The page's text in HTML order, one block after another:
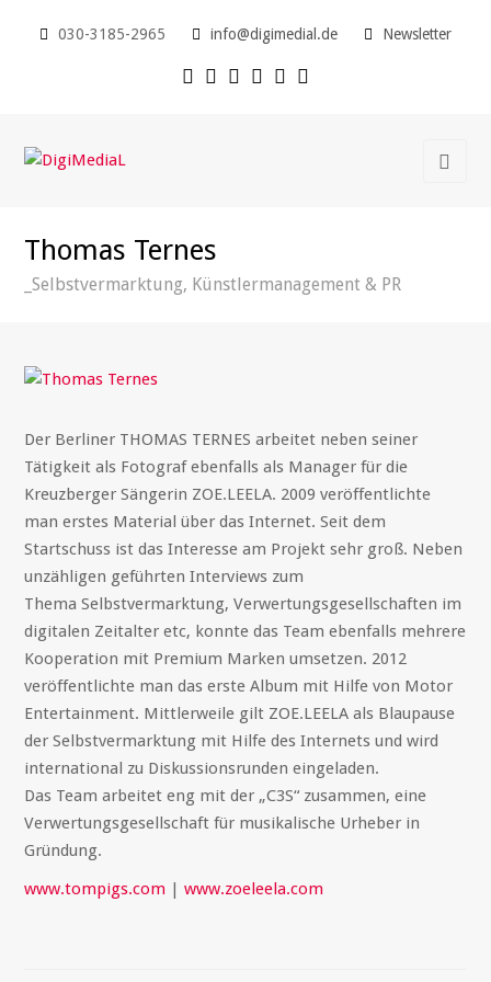
030-3185-2965 info@digimedial.de Newsletter
Thomas Ternes
_Selbstvermarktung, Künstlermanagement & PR
Der Berliner THOMAS TERNES arbeitet neben seiner
Tätigkeit als Fotograf ebenfalls als Manager für die
Kreuzberger Sängerin ZOE.LEELA. 2009 veröffentlichte
man erstes Material über das Internet. Seit dem
Startschuss ist das Interesse am Projekt sehr groß. Neben
unzähligen geführten Interviews zum
Thema Selbstvermarktung, Verwertungsgesellschaften im
digitalen Zeitalter etc, konnte das Team ebenfalls mehrere
Kooperation mit Premium Marken umsetzen. 2012
veröffentlichte man das erste Album mit Hilfe von Motor
Entertainment. Mittlerweile gilt ZOE.LEELA als Blaupause
der Selbstvermarktung mit Hilfe des Internets und wird
international zu Diskussionsrunden eingeladen.
Das Team arbeitet eng mit der „C3S“ zusammen, eine
Verwertungsgesellschaft für musikalische Urheber in
Gründung.
www.tompigs.com |www.zoeleela.com